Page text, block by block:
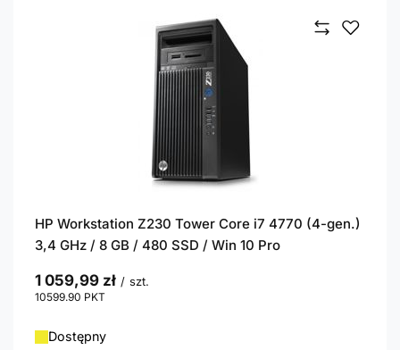
HP Workstation Z230 Tower Core i7 4770 (4-gen.)
3,4 GHz / 8 GB / 480 SSD / Win 10 Pro
1 059,99 zł / szt.
10599.90 PKT
Dostępny